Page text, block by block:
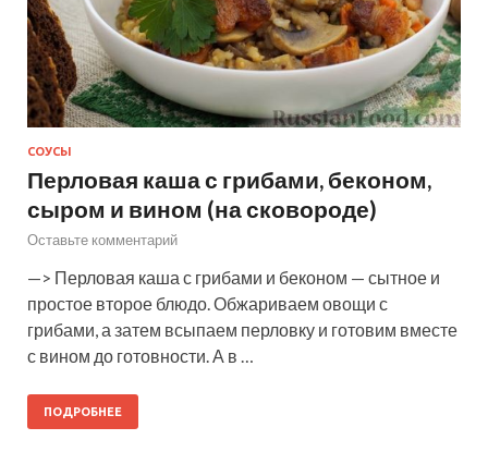
СОУСЫ
Перловая каша с грибами, беконом,
сыром и вином (на сковороде)
Оставьте комментарий
—> Перловая каша с грибами и беконом — сытное и
простое второе блюдо. Обжариваем овощи с
грибами, а затем всыпаем перловку и готовим вместе
с вином до готовности. А в …
ПОДРОБНЕЕ